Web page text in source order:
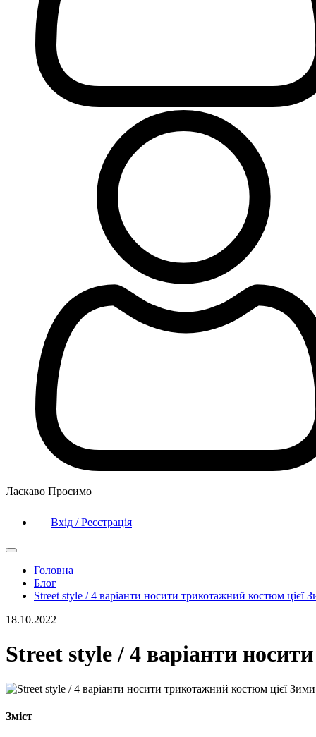
Ласкаво Просимо
Вхід / Реєстрація
Головна
Блог
Street style / 4 варіанти носити трикотажний костюм цієї
18.10.2022
Street style / 4 варіанти
Зміст